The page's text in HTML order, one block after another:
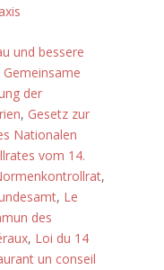
und bessere
Gemeinsame
der
, Gesetz zur
Nationalen
vom 14.
,
, Le
des
, Loi du 14
un conseil